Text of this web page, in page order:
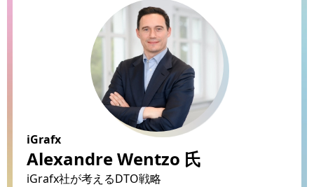
iGrafx
Alexandre Wentzo 氏
iGrafx社が考えるDTO戦略